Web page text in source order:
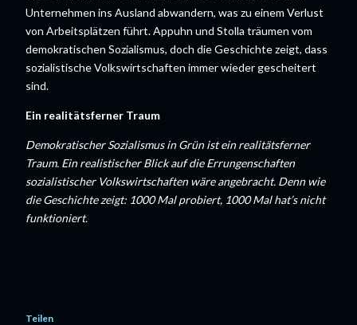
Unternehmen ins Ausland abwandern, was zu einem Verlust
von Arbeitsplätzen führt. Appuhn und Stolla träumen vom
demokratischen Sozialismus, doch die Geschichte zeigt, dass
sozialistische Volkswirtschaften immer wieder gescheitert
sind.
Ein realitätsferner Traum
Demokratischer Sozialismus in Grün ist ein realitätsferner
Traum. Ein realistischer Blick auf die Errungenschaften
sozialistischer Volkswirtschaften wäre angebracht. Denn wie
die Geschichte zeigt: 1000 Mal probiert, 1000 Mal hat’s nicht
funktioniert.
Teilen